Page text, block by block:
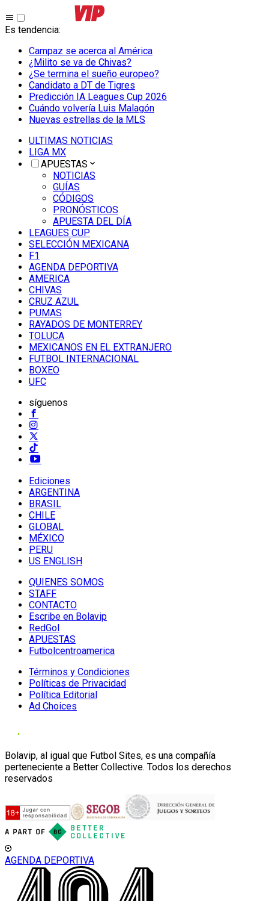
Es tendencia:
Campaz se acerca al América
¿Milito se va de Chivas?
¿Se termina el sueño europeo?
Candidato a DT de Tigres
Predicción IA Leagues Cup 2026
Cuándo volvería Luis Malagón
Nuevas estrellas de la MLS
ULTIMAS NOTICIAS
LIGA MX
APUESTAS
NOTICIAS
GUÍAS
CÓDIGOS
PRONÓSTICOS
APUESTA DEL DÍA
LEAGUES CUP
SELECCIÓN MEXICANA
F1
AGENDA DEPORTIVA
AMERICA
CHIVAS
CRUZ AZUL
PUMAS
RAYADOS DE MONTERREY
TOLUCA
MEXICANOS EN EL EXTRANJERO
FUTBOL INTERNACIONAL
BOXEO
UFC
síguenos
Ediciones
ARGENTINA
BRASIL
CHILE
GLOBAL
MÉXICO
PERU
US ENGLISH
QUIENES SOMOS
STAFF
CONTACTO
Escribe en Bolavip
RedGol
APUESTAS
Futbolcentroamerica
Términos y Condiciones
Políticas de Privacidad
Política Editorial
Ad Choices
Bolavip, al igual que Futbol Sites, es una compañía
perteneciente a Better Collective. Todos los derechos
reservados
AGENDA DEPORTIVA